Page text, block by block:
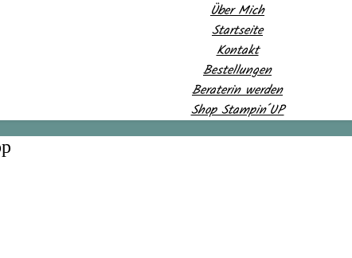
Über Mich
Startseite
Kontakt
Bestellungen
Beraterin werden
Shop Stampin´UP